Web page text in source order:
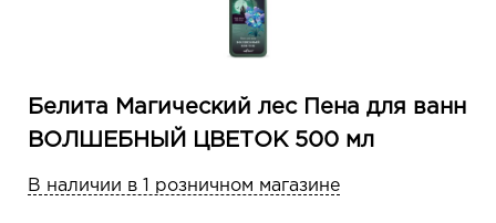
Белита Магический лес Пена для ванн
ВОЛШЕБНЫЙ ЦВЕТОК 500 мл
В наличии в 1 розничном магазине